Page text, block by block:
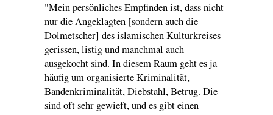
"Mein persönliches Empfinden ist, dass nicht
nur die Angeklagten [sondern auch die
Dolmetscher] des islamischen Kulturkreises
gerissen, listig und manchmal auch
ausgekocht sind. In diesem Raum geht es ja
häufig um organisierte Kriminalität,
Bandenkriminalität, Diebstahl, Betrug. Die
sind oft sehr gewieft, und es gibt einen